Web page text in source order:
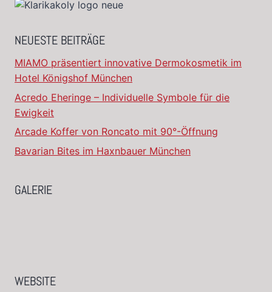
NEUESTE BEITRÄGE
MIAMO präsentiert innovative Dermokosmetik im
Hotel Königshof München
Acredo Eheringe – Individuelle Symbole für die
Ewigkeit
Arcade Koffer von Roncato mit 90°-Öffnung
Bavarian Bites im Haxnbauer München
GALERIE
WEBSITE